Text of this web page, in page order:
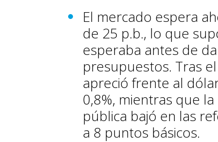
El mercado espera
de 25 p.b., lo que
esperaba antes de
presupuestos. Tras
apreció frente al
0,8%, mientras que
pública bajó en las
a 8 puntos básicos.